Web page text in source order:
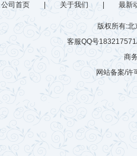
公司首页| 关于我们 | 最新
版权所有:
客服QQ号
商
网站备案/许
秸秆揉丝机 半湿物料粉碎机
腻子粉搅拌
拌机
鸡粪烘干机 木材粉碎